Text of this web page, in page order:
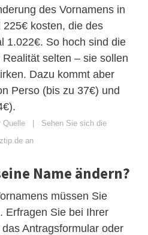
des Vornamens in
kosten, die des
1.022€. So hoch sind die
selten – sie sollen
Dazu kommt aber
Perso (bis zu 37€) und
Quelle | Sehen Sie sich die
an
Name ändern?
müssen Sie
Erfragen Sie bei Ihrer
Antragsformular oder